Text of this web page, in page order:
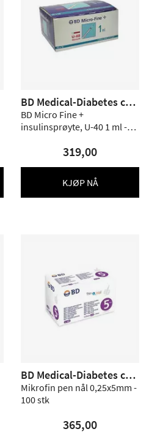
BD Medical-Diabetes car
e
BD Micro Fine +
insulinsprøyte, U-40 1 ml -
319,00
KJØP NÅ
BD Medical-Diabetes car
e
Mikrofin pen nål 0,25x5mm -
100 stk
365,00